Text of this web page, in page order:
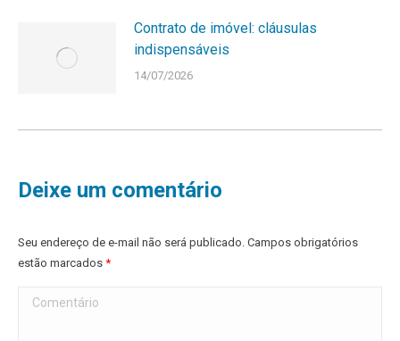
Contrato de imóvel: cláusulas
indispensáveis
14/07/2026
Deixe um comentário
Seu endereço de e-mail não será publicado. Campos obrigatórios
estão marcados *
Comentário